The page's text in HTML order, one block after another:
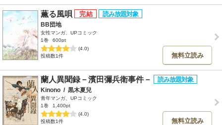
薫る風唄
BB団地
女性マンガ、UPコミック
1巻
600pt
(4.0)
投稿数1件
無料立読み
蘭人異聞録－濱田彌兵衛事件－
Kinono / 黒木夏兒
青年マンガ、UPコミック
1巻
1,400pt
(4.0)
投稿数1件
無料立読み